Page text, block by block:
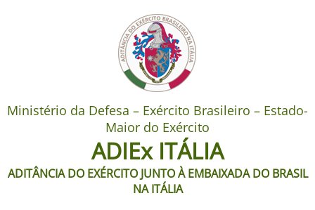
Ministério da Defesa – Exército Brasileiro – Estado-
Maior do Exército
ADIEx ITÁLIA
ADITÂNCIA DO EXÉRCITO JUNTO À EMBAIXADA DO BRASIL
NA ITÁLIA